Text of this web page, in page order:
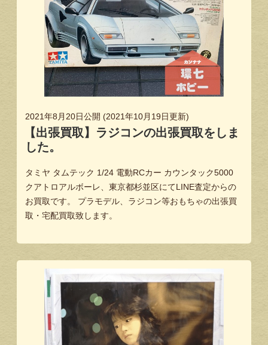
2021年8月20日公開 (2021年10月19日更新)
【出張買取】ラジコンの出張買取をしま
した。
タミヤ タムテック 1/24 電動RCカー カウンタック5000
クアトロアルボーレ、東京都杉並区にてLINE査定からの
お買取です。 プラモデル、ラジコン等おもちゃの出張買
取・宅配買取致します。